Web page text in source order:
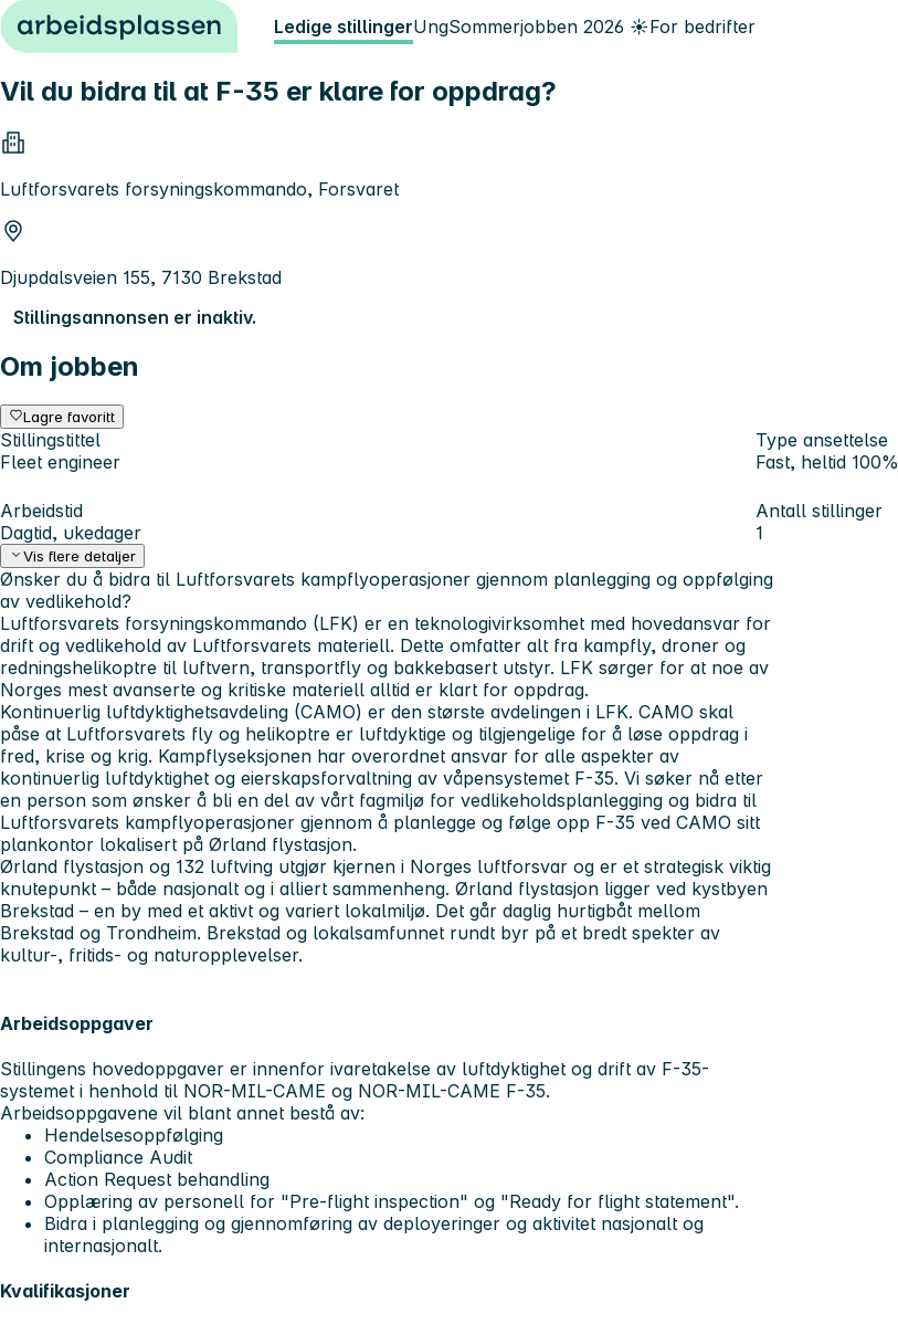
Hopp til innhold Ledige stillingerUngSommerjobben 2026 ☀️For bedrifter
Vil du bidra til at F-35 er klare for oppdrag?
Luftforsvarets forsyningskommando, Forsvaret
Djupdalsveien 155, 7130 Brekstad
Stillingsannonsen er inaktiv.
Om jobben
Lagre favoritt
Stillingstittel
Fleet engineer
Type ansettelse
Fast, heltid 100%
Arbeidstid
Dagtid, ukedager
Antall stillinger
1
Vis flere detaljer
Ønsker du å bidra til Luftforsvarets kampflyoperasjoner gjennom planlegging og oppfølging
av vedlikehold?
Luftforsvarets forsyningskommando (LFK) er en teknologivirksomhet med hovedansvar for
drift og vedlikehold av Luftforsvarets materiell. Dette omfatter alt fra kampfly, droner og
redningshelikoptre til luftvern, transportfly og bakkebasert utstyr. LFK sørger for at noe av
Norges mest avanserte og kritiske materiell alltid er klart for oppdrag.
Kontinuerlig luftdyktighetsavdeling (CAMO) er den største avdelingen i LFK. CAMO skal
påse at Luftforsvarets fly og helikoptre er luftdyktige og tilgjengelige for å løse oppdrag i
fred, krise og krig. Kampflyseksjonen har overordnet ansvar for alle aspekter av
kontinuerlig luftdyktighet og eierskapsforvaltning av våpensystemet F-35. Vi søker nå etter
en person som ønsker å bli en del av vårt fagmiljø for vedlikeholdsplanlegging og bidra til
Luftforsvarets kampflyoperasjoner gjennom å planlegge og følge opp F-35 ved CAMO sitt
plankontor lokalisert på Ørland flystasjon.
Ørland flystasjon og 132 luftving utgjør kjernen i Norges luftforsvar og er et strategisk viktig
knutepunkt – både nasjonalt og i alliert sammenheng. Ørland flystasjon ligger ved kystbyen
Brekstad – en by med et aktivt og variert lokalmiljø. Det går daglig hurtigbåt mellom
Brekstad og Trondheim. Brekstad og lokalsamfunnet rundt byr på et bredt spekter av
kultur-, fritids- og naturopplevelser.
Arbeidsoppgaver
Stillingens hovedoppgaver er innenfor ivaretakelse av luftdyktighet og drift av F-35-
systemet i henhold til NOR-MIL-CAME og NOR-MIL-CAME F-35.
Arbeidsoppgavene vil blant annet bestå av:
Hendelsesoppfølging
Compliance Audit
Action Request behandling
Opplæring av personell for "Pre-flight inspection" og "Ready for flight statement".
Bidra i planlegging og gjennomføring av deployeringer og aktivitet nasjonalt og
internasjonalt.
Kvalifikasjoner